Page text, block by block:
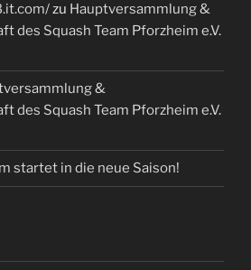
zu Hauptversammlung &
des Squash Team Pforzheim e.V.
&
des Squash Team Pforzheim e.V.
startet in die neue Saison!